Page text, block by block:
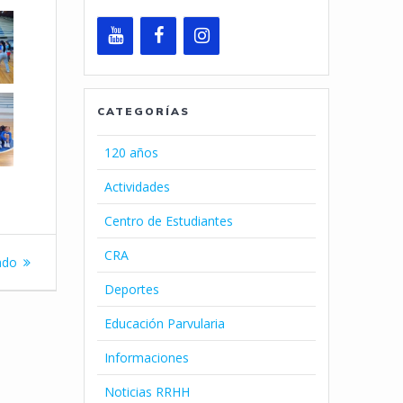
CATEGORÍAS
120 años
Actividades
Centro de Estudiantes
CRA
Deportes
Educación Parvularia
Informaciones
Noticias RRHH